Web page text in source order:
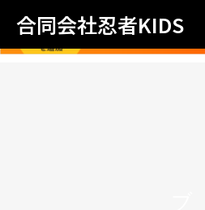
合同会社忍者KIDS